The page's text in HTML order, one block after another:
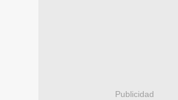
Publicidad